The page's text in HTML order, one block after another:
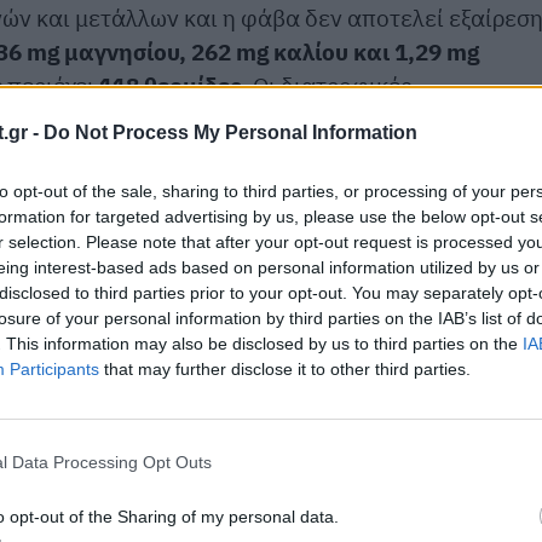
- Do Not Process My Personal Information
opt-out of the sale, sharing to third parties, or processing of your
for targeted advertising by us, please use the below opt-out
selection. Please note that after your opt-out request is processed
interest-based ads based on personal information utilized by us
to third parties prior to your opt-out. You may separately
of your personal information by third parties on the IAB’s list of
This information may also be disclosed by us to third parties on the
Participants that may further disclose it to other third parties.
Data Processing Opt Outs
opt-out of the Sharing of my personal data.
και μετάλλων και η φάβα δεν αποτελεί
mg μαγνησίου, 262 mg καλίου και 1,29 mg
118 θερμίδες. Οι διατροφικές
την πρόσληψη μεταξύ 1.600 και 2.400
και την ηλικία.